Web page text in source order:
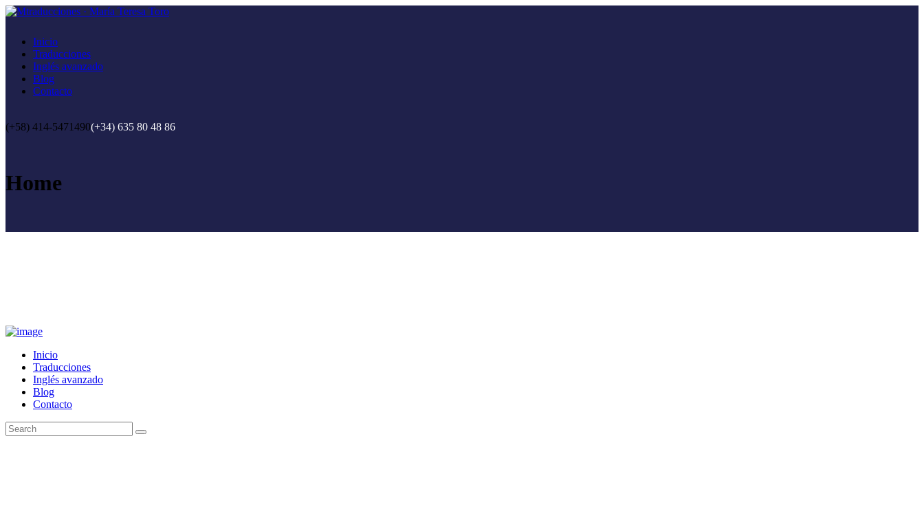
Inicio
Traducciones
Inglés avanzado
Blog
Contacto
(+58) 414-5471490(+34) 635 80 48 86
Home
Inicio
Traducciones
Inglés avanzado
Blog
Contacto